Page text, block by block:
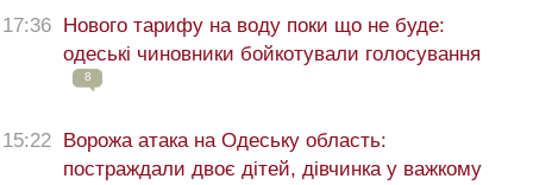
17:36
Нового тарифу на воду поки що не буде:
одеські чиновники бойкотували голосування
8
15:22
Ворожа атака на Одеську область:
постраждали двоє дітей, дівчинка у важкому